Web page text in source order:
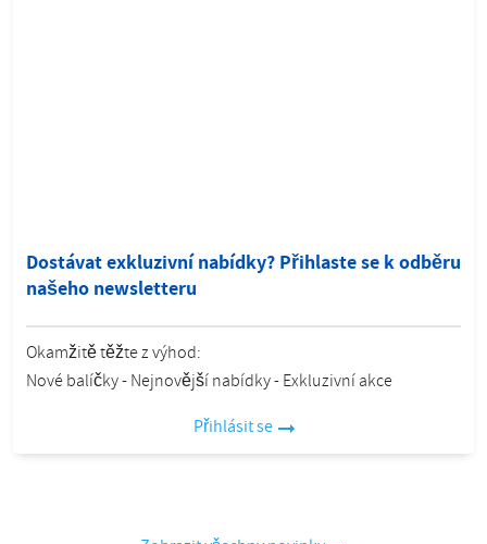
Dostávat exkluzivní nabídky? Přihlaste se k odběru
našeho newsletteru
Okamžitě těžte z výhod:
Nové balíčky - Nejnovější nabídky - Exkluzivní akce
Přihlásit se